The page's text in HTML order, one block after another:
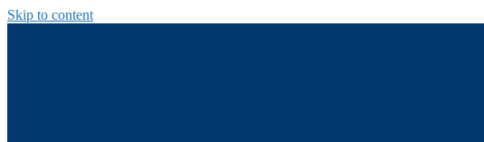
Skip to content